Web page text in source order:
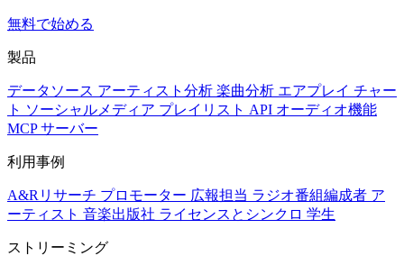
無料で始める
製品
データソース アーティスト分析 楽曲分析 エアプレイ チャー
ト ソーシャルメディア プレイリスト API オーディオ機能
MCP サーバー
利用事例
A&Rリサーチ プロモーター 広報担当 ラジオ番組編成者 ア
ーティスト 音楽出版社 ライセンスとシンクロ 学生
ストリーミング